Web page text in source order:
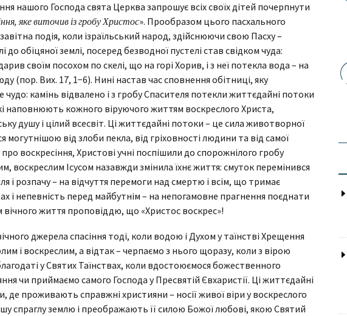
нашого Господа свята Церква запрошує всіх своїх дітей почерпнути
яке виточив із гробу Христос». Прообразом цього пасхального
подія, коли ізраїльський народ, здійснюючи свою Пасху –
до обіцяної землі, посеред безводної пустелі став свідком чуда:
своїм посохом по скелі, що на горі Хорив, і з неї потекла вода – на
(пор. Вих. 17, 1−6). Нині настав час сповнення обітниці, яку
чудо: камінь відвалено і з гробу Спасителя потекли життєдайні потоки
наповнюють кожного віруючого життям воскреслого Христа,
душу і цілий всесвіт. Ці життєдайні потоки – це сила животворної
могутнішою від злоби пекла, від гріховності людини та від самої
воскресіння, Христові учні поспішили до спорожнілого гробу
воскреслим Ісусом назавжди змінила їхнє життя: смуток перемінився
і розпачу – на відчуття перемоги над смертю і всім, що тримає
і непевність перед майбутнім – на непогамовне прагнення поєднати
вічного життя проповіддю, що «Христос воскрес»!
джерела спасіння тоді, коли водою і Духом у таїнстві Хрещення
і воскреслим, а відтак – черпаємо з нього щоразу, коли з вірою
у Святих Таїнствах, коли вдостоюємося божественного
чи приймаємо самого Господа у Пресвятій Євхаристії. Ці життєдайні
проживають справжні християни – носії живої віри у воскреслого
спраглу землю і преображають її силою Божої любові, якою Святий